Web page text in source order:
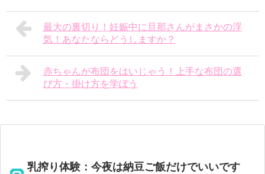
最大の裏切り！妊娠中に旦那さんがまさかの浮
気！あなたならどうしますか？
赤ちゃんが布団をはいじゃう！上手な布団の選
び方・掛け方を学ぼう
乳搾り体験：今夜は納豆ご飯だけでいいです